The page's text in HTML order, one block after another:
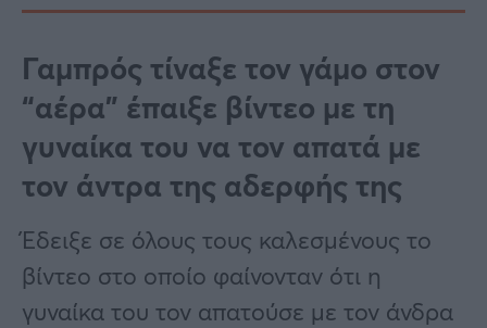
Οικονομία
Πολιτική
Τράπεζες
Επιδοτήσεις
Κόσμος
Lifestyle
Αθλητικά
Υγεία
Γαμπρός τίναξε τον γάμο στον
“αέρα” έπαιξε βίντεο με τη
γυναίκα του να τον απατά με
τον άντρα της αδερφής της
Έδειξε σε όλους τους καλεσμένους το
βίντεο στο οποίο φαίνονταν ότι η
γυναίκα του τον απατούσε με τον άνδρα